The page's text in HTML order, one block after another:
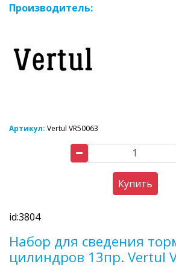
Производитель:
Артикул: Vertul VR50063
Купить
id:3804
Набор для сведения
цилиндров 13пр. Vertul